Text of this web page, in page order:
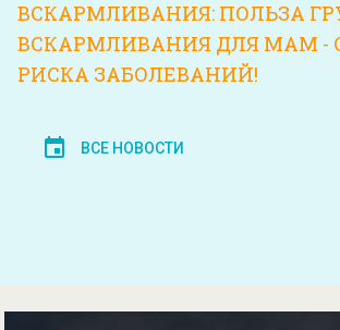
ВСКАРМЛИВАНИЯ: ПОЛЬЗА
ВСКАРМЛИВАНИЯ ДЛЯ МАМ -
РИСКА ЗАБОЛЕВАНИЙ!
ВСЕ НОВОСТИ